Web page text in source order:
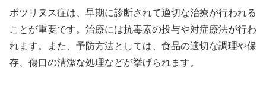
ボツリヌス症は、早期に診断されて適切な治療が行われる
ことが重要です。治療には抗毒素の投与や対症療法が行わ
れます。また、予防方法としては、食品の適切な調理や保
存、傷口の清潔な処理などが挙げられます。